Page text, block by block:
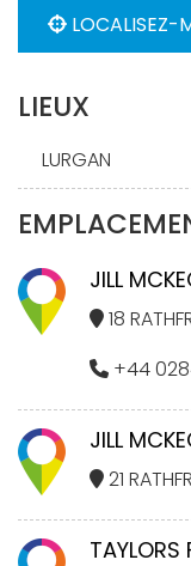
LOCALISEZ-
LIEUX
LURGAN
JILL
18
+44
JILL
21
TAYLORS